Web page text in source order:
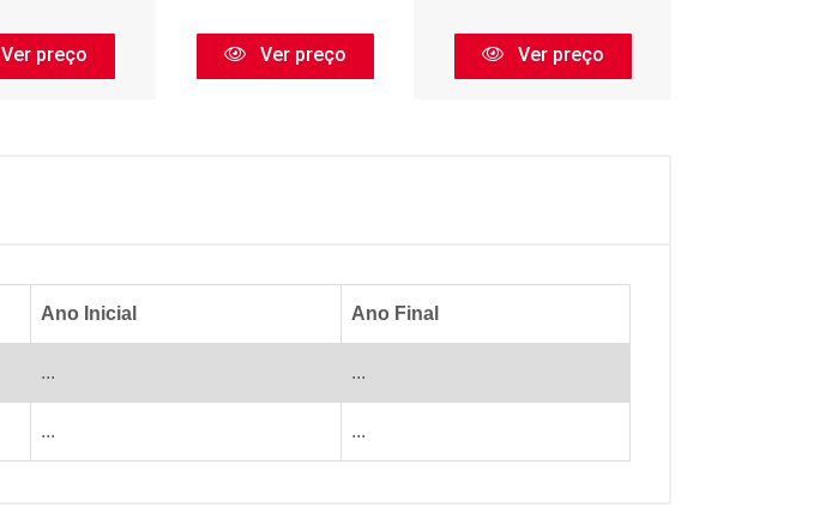
Ver preço Ver preço Ver preço
Ano Inicial Ano Final
... ...
... ...